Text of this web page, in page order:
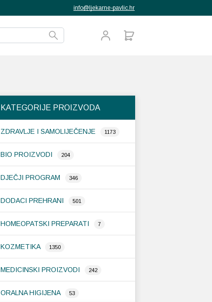
info@ljekarne-pavlic.hr
KATEGORIJE PROIZVODA
ZDRAVLJE I SAMOLIJEČENJE 1173
BIO PROIZVODI 204
DJEČJI PROGRAM 346
DODACI PREHRANI 501
HOMEOPATSKI PREPARATI 7
KOZMETIKA 1350
MEDICINSKI PROIZVODI 242
ORALNA HIGIJENA 53